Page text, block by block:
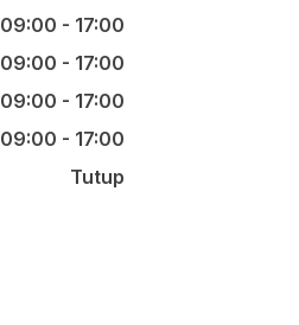
09:00 - 17:00
09:00 - 17:00
09:00 - 17:00
09:00 - 17:00
Tutup